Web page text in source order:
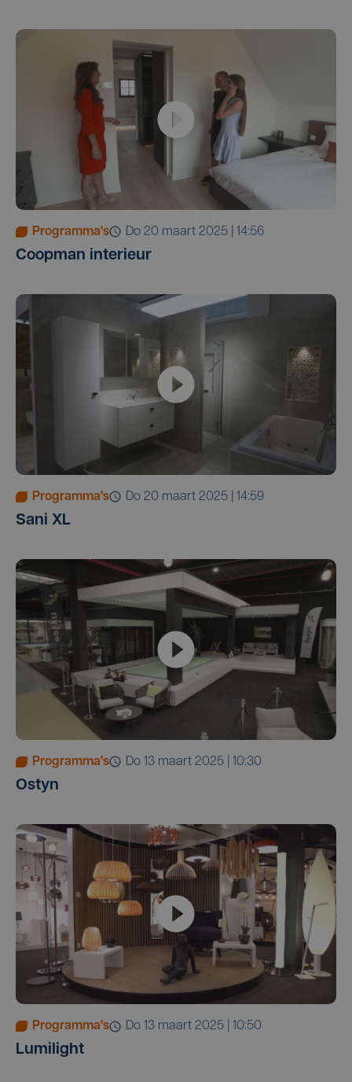
Programma's do 20 maart 2025 | 14:56
Coopman interieur
Programma's do 20 maart 2025 | 14:59
Sani XL
Programma's do 13 maart 2025 | 10:30
Ostyn
Programma's do 13 maart 2025 | 10:50
Lumilight